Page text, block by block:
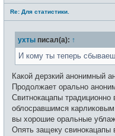
Re: Для статистики.
ухты писал(а): ↑
И кому ты теперь
Какой дерзкий анонимный
Продолжает орально
Свитнокацапы
облосравшимся
вы хорошие оральные
Опять защеку свинокацапы